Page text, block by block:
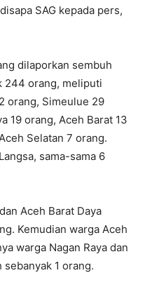
SAG kepada pers,
dilaporkan sembuh
244 orang, meliputi
orang, Simeulue 29
19 orang, Aceh Barat 13
Selatan 7 orang.
sama-sama 6
Aceh Barat Daya
Kemudian warga Aceh
warga Nagan Raya dan
1 orang.